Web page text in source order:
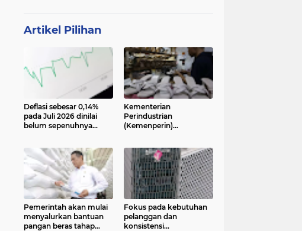
Artikel Pilihan
Deflasi sebesar 0,14%
pada Juli 2026 dinilai
belum sepenuhnya
Pengamat ekonomi
Center of Reform on
Economics (Core)
Indonesia
Kementerian
Perindustrian
(Kemenperin)
(IKM), khususnya sektor
pakaian jadi, alas kaki,
dan alat olahraga,
memiliki peran strategis
dalam memperkuat
perekonomian nasional
Pemerintah akan mulai
menyalurkan bantuan
pangan beras tahap
Fokus pada kebutuhan
pelanggan dan
konsistensi